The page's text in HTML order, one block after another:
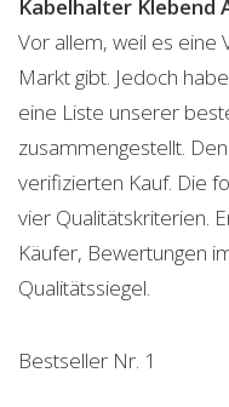
Kabelhalter Klebend
Vor allem, weil es eine
Markt gibt. Jedoch
eine Liste unserer
zusammengestellt.
verifizierten Kauf. Die
vier Qualitätskriterien.
Käufer, Bewertungen
Qualitätssiegel.
Bestseller Nr. 1